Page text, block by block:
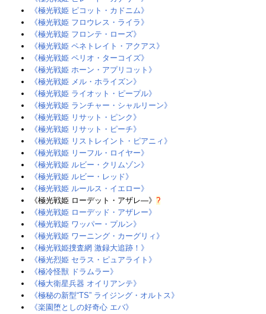
《極光戦姫 ピコット・カドニム》
《極光戦姫 フロウレス・ライラ》
《極光戦姫 フロンテ・ローズ》
《極光戦姫 ペネトレイト・アクアス》‎
《極光戦姫 ペリオ・ターコイズ》
《極光戦姫 ホーン・アプリコット》
《極光戦姫 メル・ホライズン》
《極光戦姫 ライオット・ピープル》‎
《極光戦姫 ランチャー・シャルリーン》
《極光戦姫 リサット・ピンク》
《極光戦姫 リサット・ピーチ》
《極光戦姫 リストレイント・ピアニィ》‎
《極光戦姫 リーフル・ロイヤー》‎
《極光戦姫 ルビー・クリムゾン》
《極光戦姫 ルビー・レッド》
《極光戦姫 ルールス・イエロー》
《極光戦姫 ローデット・アザレ―》 ?
《極光戦姫 ローデッド・アザレー》
《極光戦姫 ワッパー・プルン》
《極光戦姫 ワーニング・カーグリィ》
《極光戦姫捜査網 激録大追跡！》‎
《極光烈姫 セラス・ピュアライト》
《極冷怪獣 ドラムラー》
《極大衛星兵器 オイリアンテ》
《極秘の新型“TS” ライジング・オルトス》
《楽園堕としの好奇心 エバ》‎